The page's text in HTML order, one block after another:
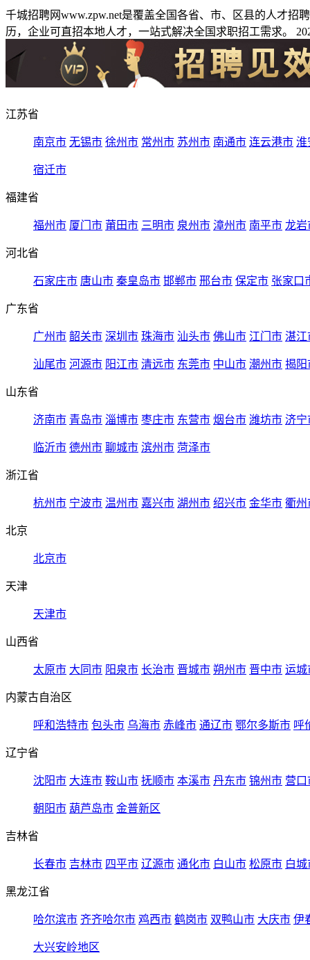
千城招聘网www.zpw.net是覆盖全国各省、市、区县的人才
历，企业可直招本地人才，一站式解决全国求职招工需求。
江苏省
南京市 无锡市 徐州市 常州市 苏州市 南通市 连云港市 淮
宿迁市
福建省
福州市 厦门市 莆田市 三明市 泉州市 漳州市 南平市 龙岩
河北省
石家庄市 唐山市 秦皇岛市 邯郸市 邢台市 保定市 张家口
广东省
广州市 韶关市 深圳市 珠海市 汕头市 佛山市 江门市 湛江
汕尾市 河源市 阳江市 清远市 东莞市 中山市 潮州市 揭阳
山东省
济南市 青岛市 淄博市 枣庄市 东营市 烟台市 潍坊市 济宁
临沂市 德州市 聊城市 滨州市 菏泽市
浙江省
杭州市 宁波市 温州市 嘉兴市 湖州市 绍兴市 金华市 衢州
北京
北京市
天津
天津市
山西省
太原市 大同市 阳泉市 长治市 晋城市 朔州市 晋中市 运城
内蒙古自治区
呼和浩特市 包头市 乌海市 赤峰市 通辽市 鄂尔多斯市 呼
辽宁省
沈阳市 大连市 鞍山市 抚顺市 本溪市 丹东市 锦州市 营口
朝阳市 葫芦岛市 金普新区
吉林省
长春市 吉林市 四平市 辽源市 通化市 白山市 松原市 白城
黑龙江省
哈尔滨市 齐齐哈尔市 鸡西市 鹤岗市 双鸭山市 大庆市 伊
大兴安岭地区